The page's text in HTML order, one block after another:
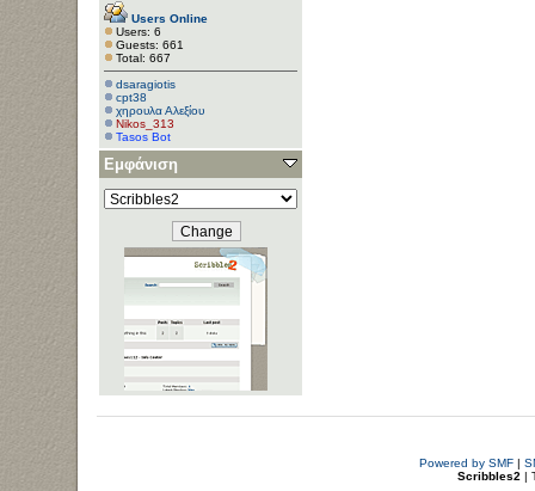
Users Online
Users: 6
Guests: 661
Total: 667
dsaragiotis
cpt38
χηρουλα Αλεξίου
Nikos_313
Tasos Bot
Εμφάνιση
Powered by SMF|
Scribbles2 |